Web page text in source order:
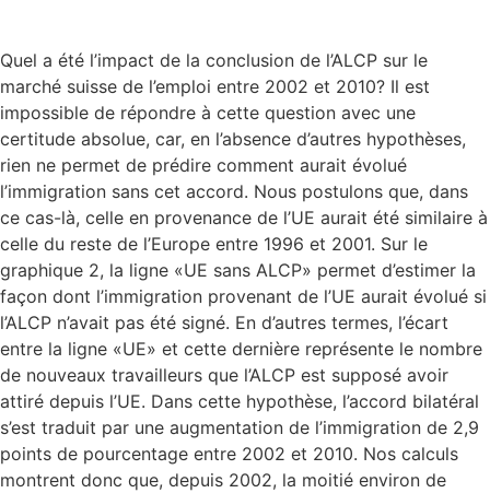
Quel a été l’impact de la conclusion de l’ALCP sur le
marché suisse de l’emploi entre 2002 et 2010? Il est
impossible de répondre à cette question avec une
certitude absolue, car, en l’absence d’autres hypothèses,
rien ne permet de prédire comment aurait évolué
l’immigration sans cet accord. Nous postulons que, dans
ce cas-là, celle en provenance de l’UE aurait été similaire à
celle du reste de l’Europe entre 1996 et 2001. Sur le
graphique 2, la ligne «UE sans ALCP» permet d’estimer la
façon dont l’immigration provenant de l’UE aurait évolué si
l’ALCP n’avait pas été signé. En d’autres termes, l’écart
entre la ligne «UE» et cette dernière représente le nombre
de nouveaux travailleurs que l’ALCP est supposé avoir
attiré depuis l’UE. Dans cette hypothèse, l’accord bilatéral
s’est traduit par une augmentation de l’immigration de 2,9
points de pourcentage entre 2002 et 2010. Nos calculs
montrent donc que, depuis 2002, la moitié environ de